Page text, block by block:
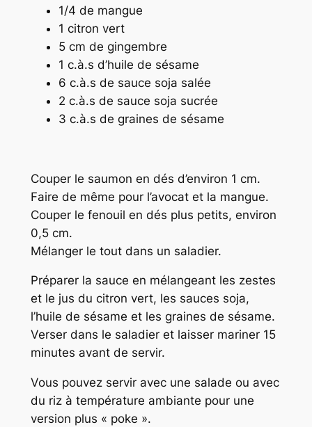
1/4 de mangue
1 citron vert
5 cm de gingembre
1 c.à.s d’huile de sésame
6 c.à.s de sauce soja salée
2 c.à.s de sauce soja sucrée
3 c.à.s de graines de sésame
Couper le saumon en dés d’environ 1 cm.
Faire de même pour l’avocat et la mangue.
Couper le fenouil en dés plus petits, environ
0,5 cm.
Mélanger le tout dans un saladier.
Préparer la sauce en mélangeant les zestes
et le jus du citron vert, les sauces soja,
l’huile de sésame et les graines de sésame.
Verser dans le saladier et laisser mariner 15
minutes avant de servir.
Vous pouvez servir avec une salade ou avec
du riz à température ambiante pour une
version plus « poke ».